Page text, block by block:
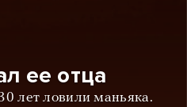
ее отца
лет ловили маньяка.